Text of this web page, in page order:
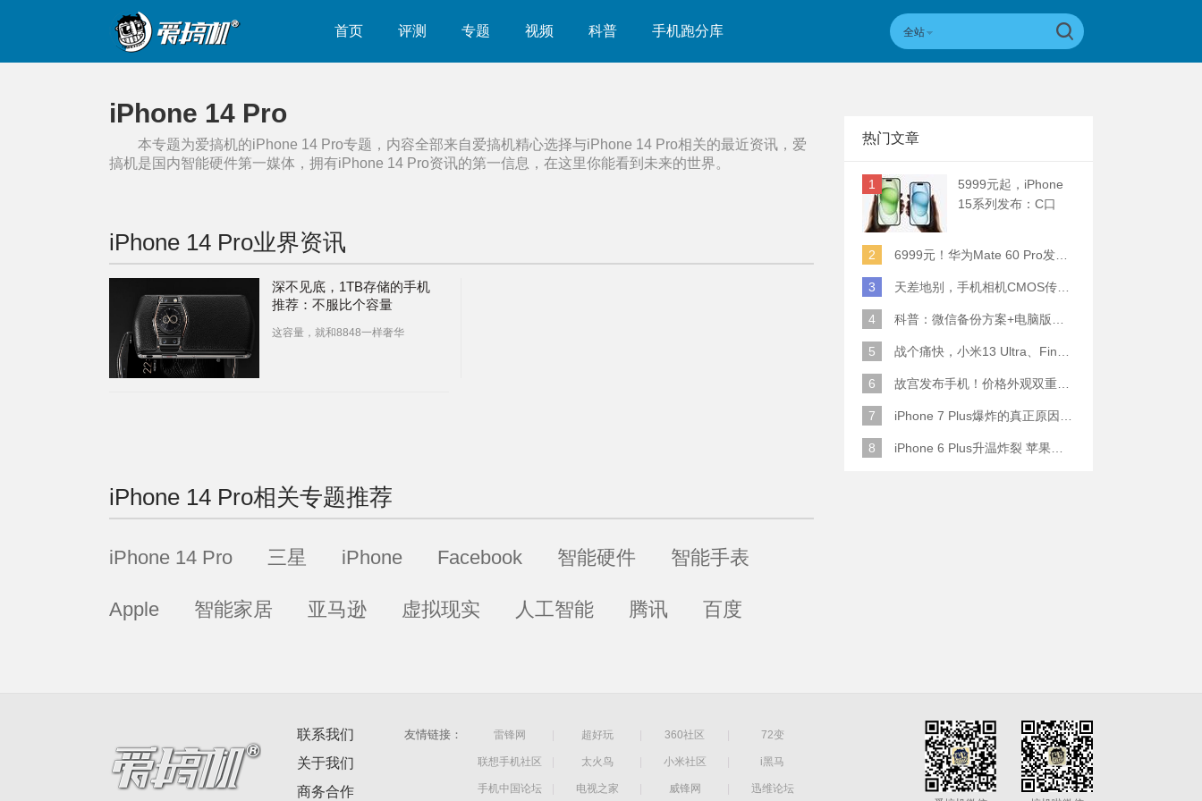
首页 评测 专题 视频 科普 手机跑分库 全站
iPhone 14 Pro
本专题为爱搞机的iPhone 14 Pro专题，内容全部来自爱搞机精心选择与iPhone 14 Pro相关的最近资讯，爱
搞机是国内智能硬件第一媒体，拥有iPhone 14 Pro资讯的第一信息，在这里你能看到未来的世界。
iPhone 14 Pro业界资讯
深不见底，1TB存储的手机
推荐：不服比个容量
这容量，就和8848一样奢华
iPhone 14 Pro相关专题推荐
iPhone 14 Pro 三星 iPhone Facebook 智能硬件 智能手表
Apple 智能家居 亚马逊 虚拟现实 人工智能 腾讯 百度
热门文章
1
5999元起，iPhone
15系列发布：C口
2
6999元！华为Mate 60 Pro发布：麒麟9000S+卫星通话 (附初步跑分)
3 天差地别，手机相机CMOS传感器实际面积对比
4 科普：微信备份方案+电脑版丢失数据恢复指南
5 战个痛快，小米13 Ultra、Find X6 Pro、vivo X90 Pro+、小米12SU拍照横评
6 故宫发布手机！价格外观双重逆天！
7 iPhone 7 Plus爆炸的真正原因原来是这样
8 iPhone 6 Plus升温炸裂 苹果赔了一部全新的
联系我们
关于我们
商务合作
友情链接： 雷锋网 超好玩 360社区 72变
联想手机社区 太火鸟 小米社区 i黑马
手机中国论坛 电视之家 威锋网
迅维论坛